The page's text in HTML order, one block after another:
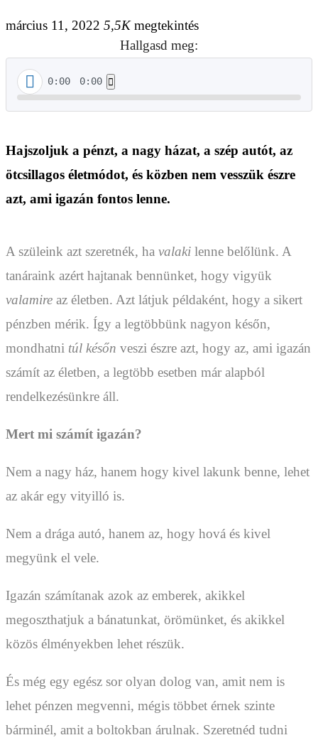
március 11, 2022 5,5Kmegtekintés
Hallgasd meg:
0:00 0:00
Hajszoljuk a pénzt, a nagy házat, a szép autót, az
ötcsillagos életmódot, és közben nem vesszük észre
azt, ami igazán fontos lenne.
A szüleink azt szeretnék, ha valaki lenne belőlünk. A
tanáraink azért hajtanak bennünket, hogy vigyük
valamire az életben. Azt látjuk példaként, hogy a sikert
pénzben mérik. Így a legtöbbünk nagyon későn,
mondhatni túl későn veszi észre azt, hogy az, ami igazán
számít az életben, a legtöbb esetben már alapból
rendelkezésünkre áll.
Mert mi számít igazán?
Nem a nagy ház, hanem hogy kivel lakunk benne, lehet
az akár egy vityilló is.
Nem a drága autó, hanem az, hogy hová és kivel
megyünk el vele.
Igazán számítanak azok az emberek, akikkel
megoszthatjuk a bánatunkat, örömünket, és akikkel
közös élményekben lehet részük.
És még egy egész sor olyan dolog van, amit nem is
lehet pénzen megvenni, mégis többet érnek szinte
bárminél, amit a boltokban árulnak. Szeretnéd tudni